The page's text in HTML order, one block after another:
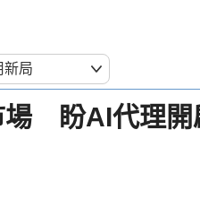
場 盼AI代理開